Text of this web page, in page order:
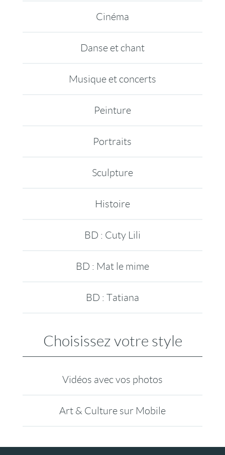
Cinéma
Danse et chant
Musique et concerts
Peinture
Portraits
Sculpture
Histoire
BD : Cuty Lili
BD : Mat le mime
BD : Tatiana
Choisissez votre style
Vidéos avec vos photos
Art & Culture sur Mobile